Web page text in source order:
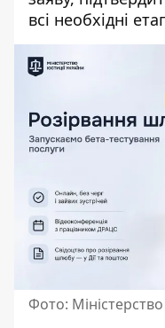
всі необхідні
Фото: Міністерство